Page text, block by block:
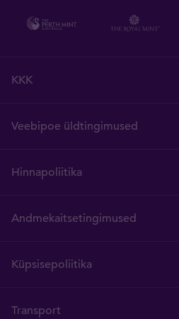
KKK
Veebipoe üldtingimused
Hinnapoliitika
Andmekaitsetingimused
Küpsisepoliitika
Transport